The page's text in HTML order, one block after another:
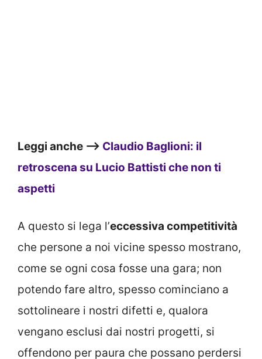
Leggi anche –> Claudio Baglioni: il
retroscena su Lucio Battisti che non ti
aspetti
A questo si lega l’eccessiva competitività
che persone a noi vicine spesso mostrano,
come se ogni cosa fosse una gara; non
potendo fare altro, spesso cominciano a
sottolineare i nostri difetti e, qualora
vengano esclusi dai nostri progetti, si
offendono per paura che possano perdersi